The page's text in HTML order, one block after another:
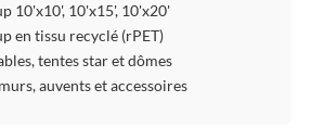
10'x10', 10'x15', 10'x20'
en tissu recyclé (rPET)
tentes star et dômes
auvents et accessoires